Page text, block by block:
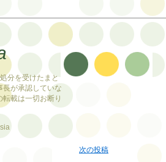
次の投稿
分を受けたまと
長が承認していな
載は一切お断り